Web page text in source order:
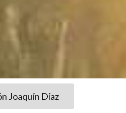
Joaquín Díaz